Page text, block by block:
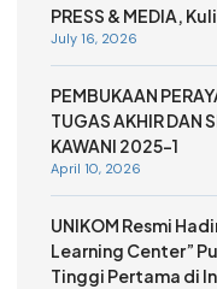
PRESS & MEDIA,
July 16, 2026
PEMBUKAAN
TUGAS AKHIR DAN
KAWANI 2025-1
April 10, 2026
UNIKOM Resmi
Learning Center”
Tinggi Pertama di